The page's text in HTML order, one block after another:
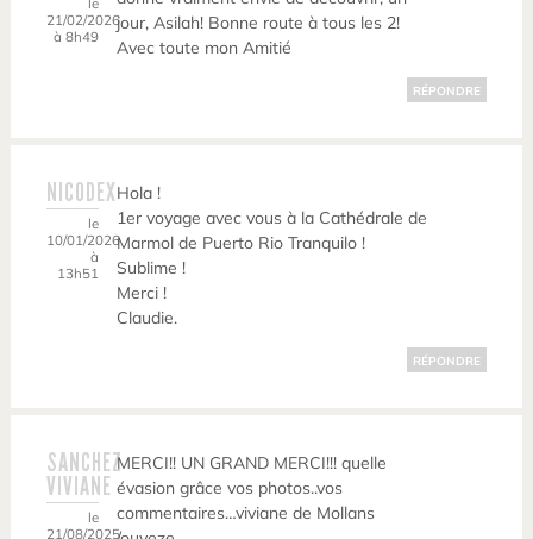
21/02/2026
à 8h49
jour, Asilah! Bonne route à tous les 2!
Avec toute mon Amitié
RÉPONDRE
NICODEX
le
10/01/2026
à
13h51
Hola !
1er voyage avec vous à la Cathédrale de
Marmol de Puerto Rio Tranquilo !
Sublime !
Merci !
Claudie.
RÉPONDRE
SANCHEZ
VIVIANE
le
21/08/2025
MERCI!! UN GRAND MERCI!!! quelle
évasion grâce vos photos..vos
commentaires…viviane de Mollans